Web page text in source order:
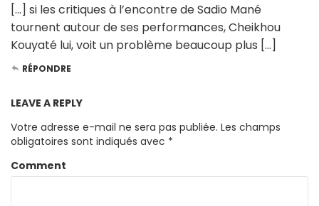
[…] si les critiques à l’encontre de Sadio Mané
tournent autour de ses performances, Cheikhou
Kouyaté lui, voit un problème beaucoup plus […]
RÉPONDRE
LEAVE A REPLY
Votre adresse e-mail ne sera pas publiée. Les champs
obligatoires sont indiqués avec *
Comment